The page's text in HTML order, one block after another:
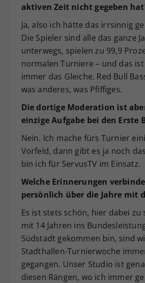
aktiven Zeit nicht gegeben
Ja, also ich hätte das irrsinnig
Die Spieler sind alle das ganze
unterwegs, spielen zu 99,9
normalen Turniere – und das
immer das Gleiche. Red Bull
was anderes, was Pfiffiges.
Die dortige Moderation ist
einzige Aufgabe bei den Erste
Nein. Ich mache fürs Turnier
Vorfeld, dann gibt es ja noch
bin ich für ServusTV im Einsatz.
Welche Erinnerungen
persönlich über die Jahre mit
Es ist stets schön, hier dabei zu
mit 14 Jahren ins
Südstadt gekommen bin, sind
Stadthallen-Turnierwoche
gegangen. Unser Studio ist
diesen Rängen, wo ich immer